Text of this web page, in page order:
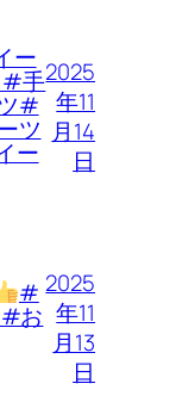
#手
#
ツ
ー
2025
年11
月14
日
#
お
2025
年11
月13
日